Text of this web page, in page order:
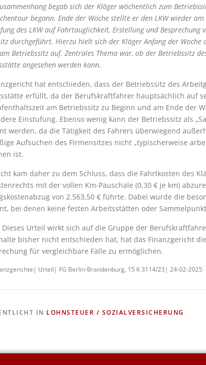
begab sich der Kläger wöchentlich zum
begann. Ende der Woche stellte er den LKW wieder
des LKW auf Fahrtauglichkeit, Erstellung und Besprechung
durchgeführt. Hierzu hielt sich der Kläger Anfang der Woche
Betriebssitz auf. Zentrales Thema war, ob der Betriebssitz
angesehen werden kann.
hat entschieden, dass der Betriebssitz des
erfüllt, da der Berufskraftfahrer hauptsächlich auf
am Betriebssitz zu Beginn und am Ende der
Einstufung. Ebenso wenig kann der Betriebssitz als
werden, da die Tätigkeit des Fahrers überwiegend
Aufsuchen des Firmensitzes nicht „typischerweise
ist.
kam daher zu dem Schluss, dass die Fahrtkosten des
mit der vollen Km-Pauschale (0,30 € je km)
von 2.563,50 € führte. Dabei wurde die
bei denen keine festen Arbeitsstätten oder
Dieses Urteil wirkt sich auf die Gruppe der
bisher nicht entschieden hat, hat das Finanzgericht
für vergleichbare Fälle zu ermöglichen.
Urteil| FG Berlin-Brandenburg, 15 K 3114/23| 24-02-2025
IN LOHNSTEUER / SOZIALVERSICHERUNG